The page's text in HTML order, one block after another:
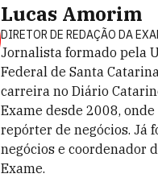
Lucas Amorim
DIRETOR DE REDAÇÃO DA
Jornalista formado pela
Federal de Santa
carreira no Diário
Exame desde 2008,
repórter de negócios. Já
negócios e coordenador
Exame.